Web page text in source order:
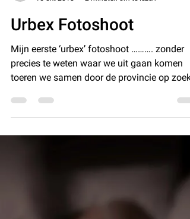
15 okt 2018
2 minuten om te lezen
Urbex Fotoshoot
Mijn eerste ‘urbex’ fotoshoot ………. zonder
toeren we samen door de provincie op zoek
naar oude...